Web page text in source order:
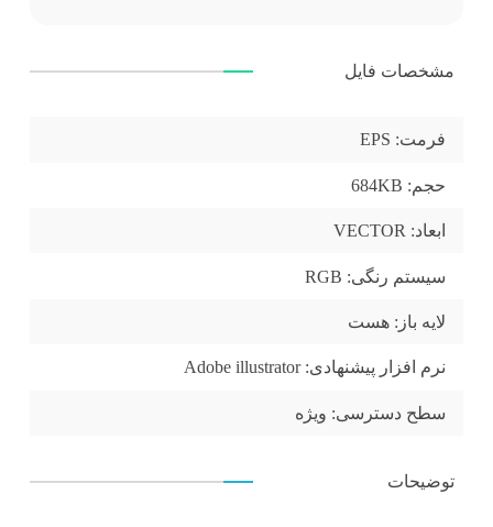
مشخصات فایل
فرمت:
حجم:
ابعاد:
سیستم رنگی:
لایه باز: هست
نرم افزار پیشنهادی: Adobe illustrator
سطح دسترسی: ویژه
توضیحات